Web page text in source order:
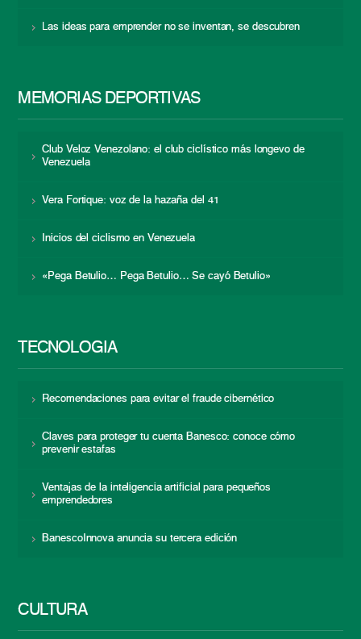
Las ideas para emprender no se inventan, se descubren
MEMORIAS DEPORTIVAS
Club Veloz Venezolano: el club ciclístico más longevo de
Venezuela
Vera Fortique: voz de la hazaña del 41
Inicios del ciclismo en Venezuela
«Pega Betulio… Pega Betulio… Se cayó Betulio»
TECNOLOGÍA
Recomendaciones para evitar el fraude cibernético
Claves para proteger tu cuenta Banesco: conoce cómo
prevenir estafas
Ventajas de la inteligencia artificial para pequeños
emprendedores
BanescoInnova anuncia su tercera edición
CULTURA